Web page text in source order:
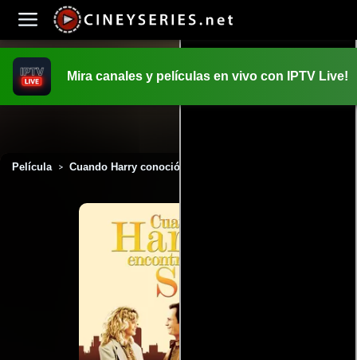
Mira canales y películas en vivo con IPTV Live!
Película > Cuando Harry conoció a Sally (1989)